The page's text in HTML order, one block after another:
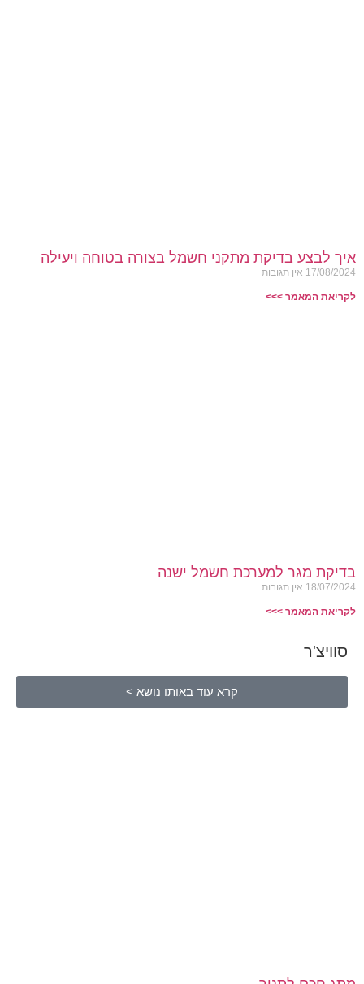
איך לבצע בדיקת מתקני חשמל בצורה בטוחה ויעילה
17/08/2024 אין תגובות
לקריאת המאמר >>>
בדיקת מגר למערכת חשמל ישנה
18/07/2024 אין תגובות
לקריאת המאמר >>>
סוויצ'ר
קרא עוד באותו נושא >